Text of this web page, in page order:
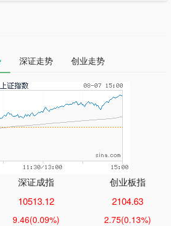
深证走势 创业走势
深证成指
10513.12
9.46(0.09%)
创业板指
2104.63
2.75(0.13%)